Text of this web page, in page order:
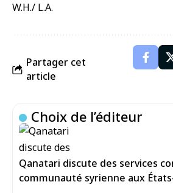
W.H./ L.A.
Partager cet
article
Choix de l’éditeur
Qanatari discute des services
communauté syrienne aux